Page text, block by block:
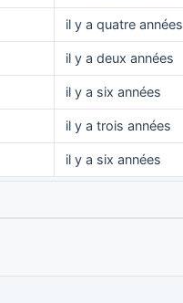
il y a quatre années
il y a deux années
il y a six années
il y a trois années
il y a six années